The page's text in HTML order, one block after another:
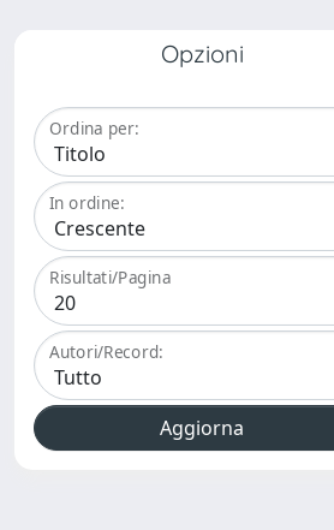
Opzioni
Ordina per:
In ordine:
Risultati/Pagina
Autori/Record: